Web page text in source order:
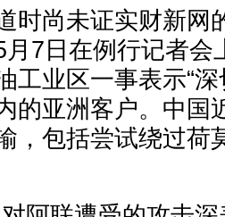
时尚未证实财新网
7日在例行记者会
工业区一事表示“
的亚洲客户。中国
，包括尝试绕过荷